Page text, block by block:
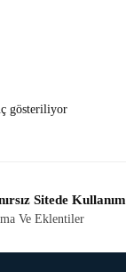
gösteriliyor
Sitede Kullanım
Ve Eklentiler